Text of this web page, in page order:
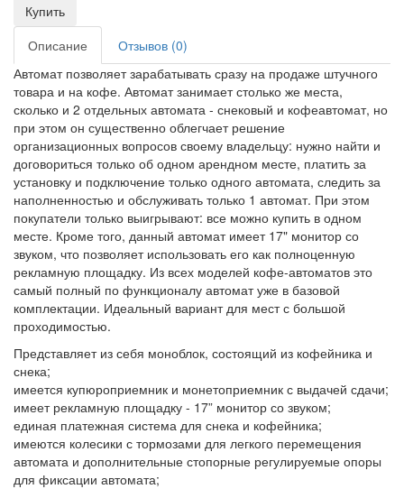
Купить
Описание
Отзывов (0)
Автомат позволяет зарабатывать сразу на продаже штучного
товара и на кофе. Автомат занимает столько же места,
сколько и 2 отдельных автомата - снековый и кофеавтомат, но
при этом он существенно облегчает решение
организационных вопросов своему владельцу: нужно найти и
договориться только об одном арендном месте, платить за
установку и подключение только одного автомата, следить за
наполненностью и обслуживать только 1 автомат. При этом
покупатели только выигрывают: все можно купить в одном
месте. Кроме того, данный автомат имеет 17" монитор со
звуком, что позволяет использовать его как полноценную
рекламную площадку. Из всех моделей кофе-автоматов это
самый полный по функционалу автомат уже в базовой
комплектации. Идеальный вариант для мест с большой
проходимостью.
Представляет из себя моноблок, состоящий из кофейника и
снека;
имеется купюроприемник и монетоприемник с выдачей сдачи;
имеет рекламную площадку - 17” монитор со звуком;
единая платежная система для снека и кофейника;
имеются колесики с тормозами для легкого перемещения
автомата и дополнительные стопорные регулируемые опоры
для фиксации автомата;